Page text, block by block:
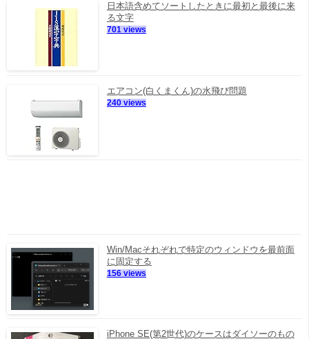
日本語含めてソートしたときに最初と最後に来
る文字
701 views
エアコン(白くまくん)の水飛び問題
240 views
Win/Macそれぞれで特定のウィンドウを最前面
に固定する
156 views
iPhone SE(第2世代)のケースはダイソーのもの